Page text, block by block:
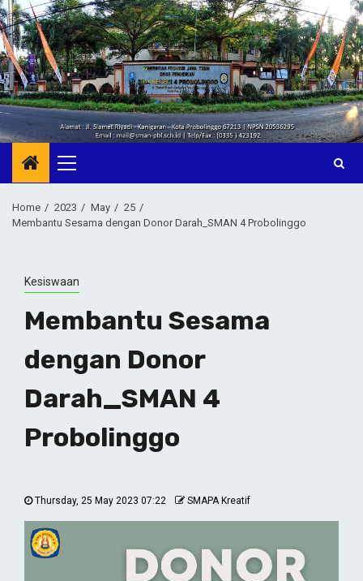
Skip
to
content
Primary
Menu
Home 2023 May
25
Membantu Sesama dengan Donor Darah_SMAN 4 Probolinggo
Kesiswaan
Membantu Sesama
dengan Donor
Darah_SMAN 4
Probolinggo
Thursday, 25 May 2023 07:22 SMAPA Kreatif